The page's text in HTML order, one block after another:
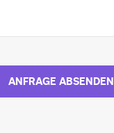
ANFRAGE ABSENDEN